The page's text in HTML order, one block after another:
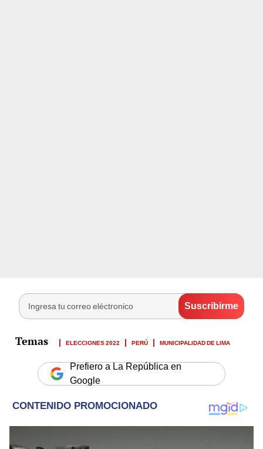
ELECCIONES 2022 PERÚ MUNICIPALIDAD DE LIMA
Prefiero a La República en
Google